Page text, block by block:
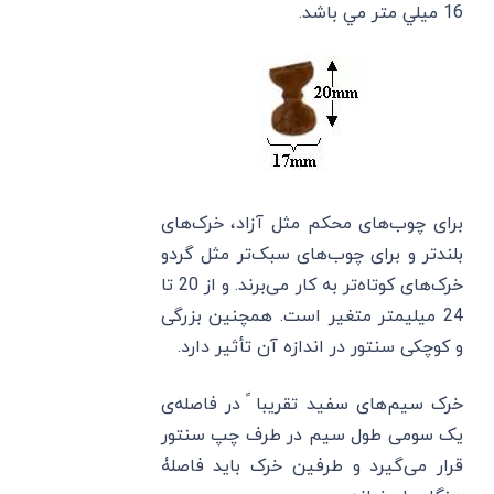
16 ميلي متر مي باشد.
برای چوب‌های محکم مثل آزاد، خرک‌های
بلندتر و برای چوب‌های سبک‌تر مثل گردو
خرک‌های کوتاه‌تر به کار می‌برند. و از 20 تا
24 میلیمتر متغیر است. همچنین بزرگی
و کوچکی سنتور در اندازه آن تأثیر دارد.
خرک سیم‌های سفید تقریبا ً در فاصله‌ی
یک سومی طول سیم در طرف چپ سنتور
قرار می‌گیرد و طرفین خرک باید فاصلۀ